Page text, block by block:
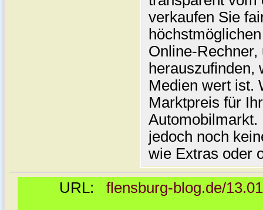
verkaufen Sie
Online-
herauszufinden,
Medien wert ist.
Marktpreis für
jedoch noch
wie Extras oder
URL: flensburg-blog.de/